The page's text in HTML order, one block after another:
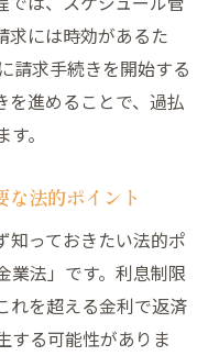
求には時効があるた
請求手続きを開始する
を進めることで、過払
。
法的ポイント
知っておきたい法的ポ
業法」です。利息制限
れを超える金利で返済
する可能性がありま